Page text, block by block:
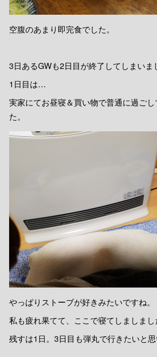
空腹のあまり即完食でした。
3日あるGWも2日目が終了してしまいま
1日目は…
実家にてお昼寝＆買い物で普通に過ご
た。
やっぱりストーブが好きみたいですね。
私も疲れ果てて、ここで寝てしましまし
残すは1日。3日目も弾丸で行きたいと思